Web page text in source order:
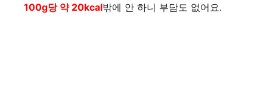
100g당 약 20kcal밖에 안 하니 부담도 없어요.